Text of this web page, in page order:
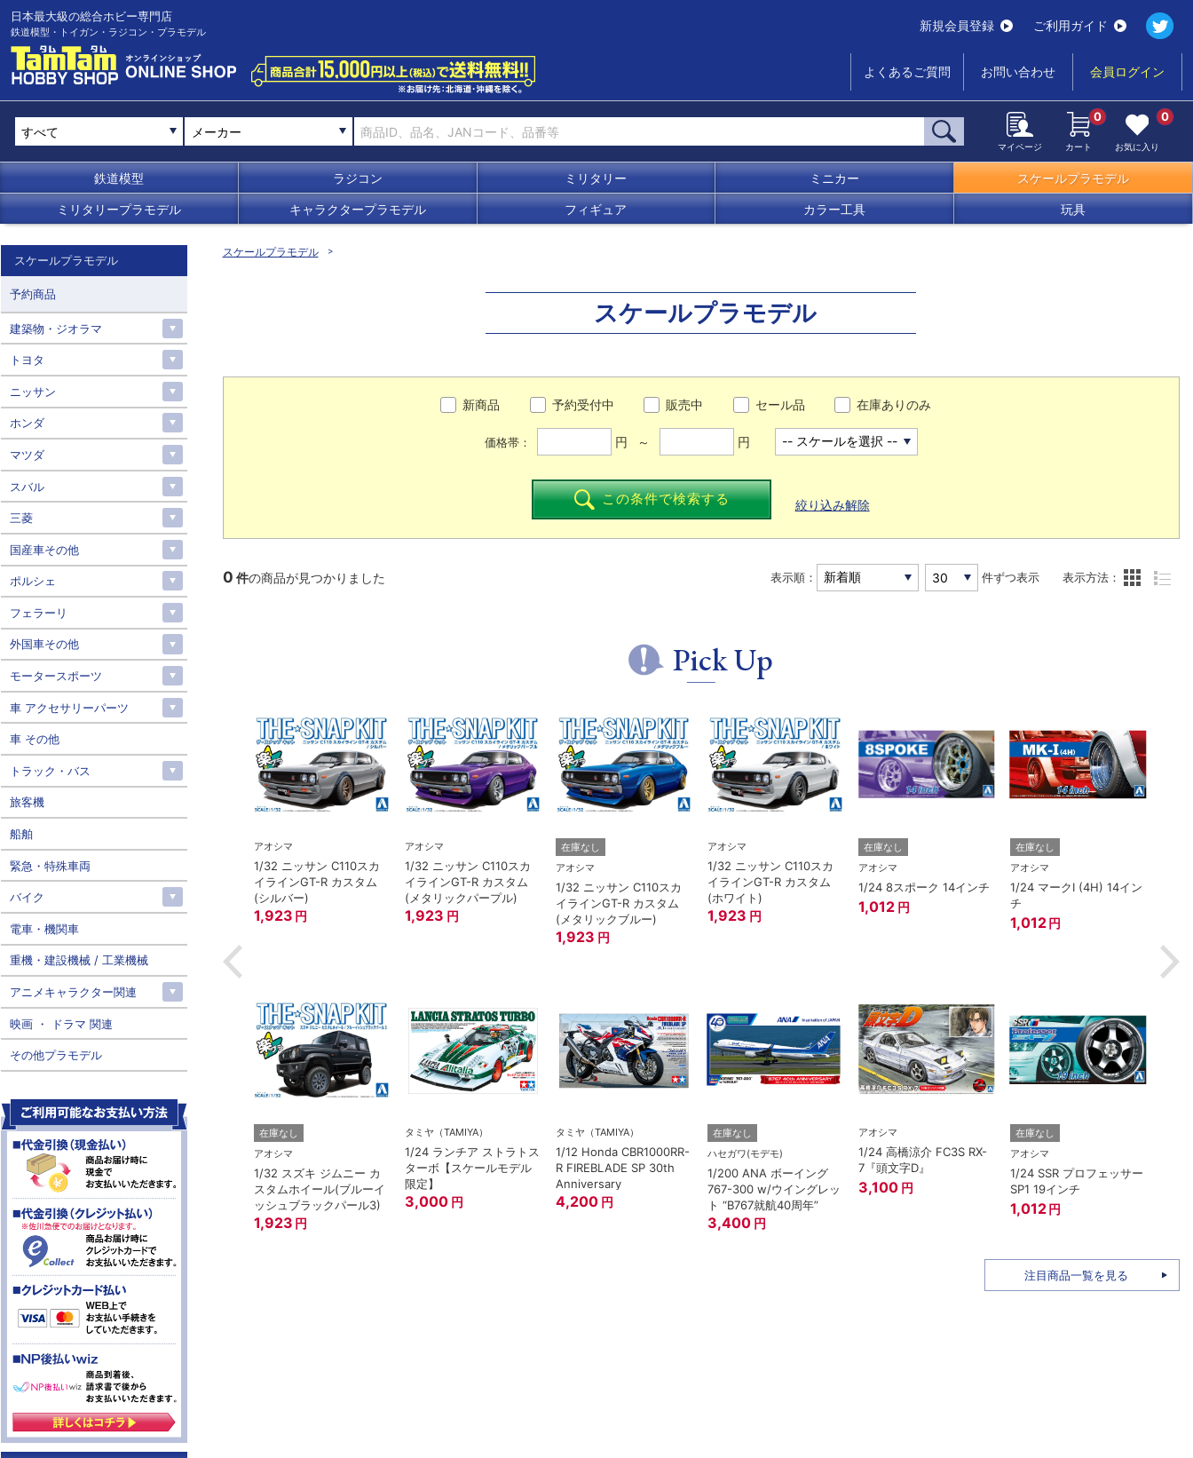
日本最大級の総合ホビー専門店
鉄道模型・トイガン・ラジコン・プラモデル 新規会員登録 ご利用ガイド
よくあるご質問 お問い合わせ 会員ログイン
メーカー
マイページ カート
0
お気に入り
0
鉄道模型 ラジコン ミリタリー ミニカー スケールプラモデル
ミリタリープラモデル キャラクタープラモデル フィギュア カラー工具 玩具
スケールプラモデル
スケールプラモデル
新商品 予約受付中 販売中 セール品 在庫ありのみ
価格帯： 円 ～ 円
この条件で検索する 絞り込み解除
0 件の商品が見つかりました 表示順： 件ずつ表示 表示方法：
Pick Up
）
R ストリート
アオシマ
アレディZ(ブリリアント
1,822円
アオシマ
1/32 ニッサン C110スカ
イラインGT-R カスタム
(シルバー)
1,923 円
アオシマ
1/32 ニッサン C110スカ
イラインGT-R カスタム
(メタリックパープル)
1,923 円
在庫なし
アオシマ
1/32 ニッサン C110スカ
イラインGT-R カスタム
(メタリックブルー)
1,923 円
アオシマ
1/32 ニッサン C110スカ
イラインGT-R カスタム
(ホワイト)
1,923 円
在庫なし
アオシマ
1/24 8スポーク 14インチ
1,012 円
在庫なし
アオシマ
1/24 マークI (4H) 14イン
チ
1,012 円
在庫なし
アオシマ
1/32 スズキ ジムニー カ
スタムホイール(ブルーイ
ッシュブラックパール3)
1,923 円
タミヤ（TAMIYA）
1/24 ランチア ストラトス
ターボ【スケールモデル
限定】
3,000 円
タミヤ（TAMIYA）
1/12 Honda CBR1000RR-
R FIREBLADE SP 30th
Anniversary
4,200 円
在庫なし
ハセガワ(モデモ)
1/200 ANA ボーイング
767-300 w/ウイングレッ
ト “B767就航40周年”
3,400 円
アオシマ
1/24 高橋涼介 FC3S RX-
7『頭文字D』
3,100 円
在庫なし
アオシマ
1/24 SSR プロフェッサー
SP1 19インチ
1,012 円
注目商品一覧を見る
スケールプラモデル
予約商品
建築物・ジオラマ
トヨタ
ニッサン
ホンダ
マツダ
スバル
三菱
国産車その他
ポルシェ
フェラーリ
外国車その他
モータースポーツ
車 アクセサリーパーツ
車 その他
トラック・バス
旅客機
船舶
緊急・特殊車両
バイク
電車・機関車
重機・建設機械 / 工業機械
アニメキャラクター関連
映画 ・ ドラマ 関連
その他プラモデル